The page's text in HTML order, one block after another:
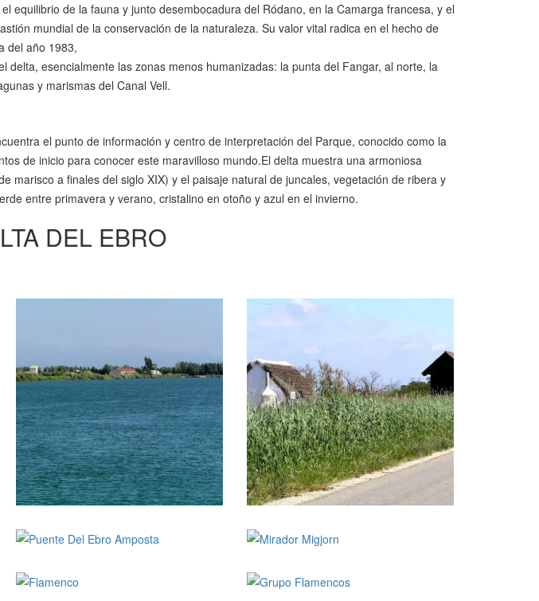
equilibrio de la fauna y junto desembocadura del Ródano, en la Camarga francesa, y el
mundial de la conservación de la naturaleza. Su valor vital radica en el hecho de
del año 1983,
esencialmente las zonas menos humanizadas: la punta del Fangar, al norte, la
y marismas del Canal Vell.
el punto de información y centro de interpretación del Parque, conocido como la
de inicio para conocer este maravilloso mundo.El delta muestra una armoniosa
marisco a finales del siglo XIX) y el paisaje natural de juncales, vegetación de ribera y
entre primavera y verano, cristalino en otoño y azul en el invierno.
DEL EBRO